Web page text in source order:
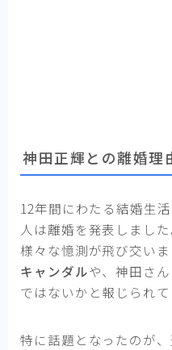
神田正輝との離婚理
12年間にわたる結婚生
人は離婚を発表しまし
様々な憶測が飛び交い
キャンダルや、神田さ
ではないかと報じられて
特に話題となったのが